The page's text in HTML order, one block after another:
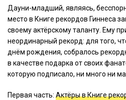
Дауни-младший, являясь,
место в Книге рекордов Гиннеса
своему актёрскому таланту. Ему
неординарный рекорд: для того,
днём рождения, собралось
в качестве подарка от своих
которую подписало, ни много ни
Первая часть: Актёры в Книге